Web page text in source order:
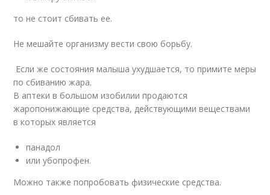
то не стоит сбивать ее.
Не мешайте организму вести свою борьбу.
Если же состояния малыша ухудшается, то примите меры
по сбиванию жара.
В аптеки в большом изобилии продаются
жаропонижающие средства, действующими веществами
в которых является
панадол
или убопрофен.
Можно также попробовать физические средства.